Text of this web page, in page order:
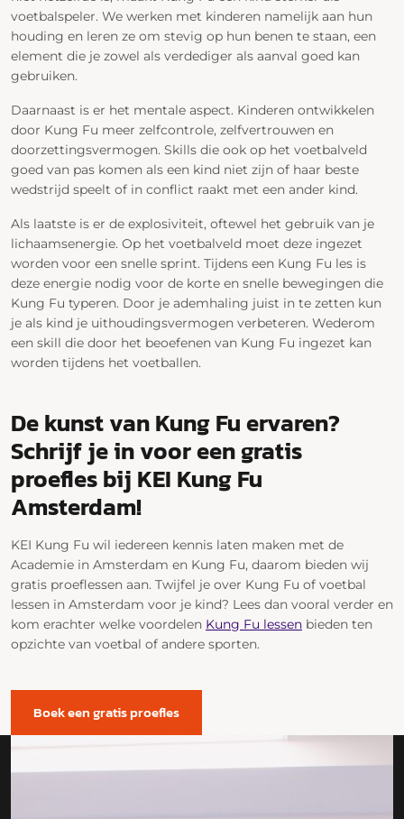
voetbalspeler. We werken met kinderen namelijk aan hun
houding en leren ze om stevig op hun benen te staan, een
element die je zowel als verdediger als aanval goed kan
gebruiken.
Daarnaast is er het mentale aspect. Kinderen ontwikkelen
door Kung Fu meer zelfcontrole, zelfvertrouwen en
doorzettingsvermogen. Skills die ook op het voetbalveld
goed van pas komen als een kind niet zijn of haar beste
wedstrijd speelt of in conflict raakt met een ander kind.
Als laatste is er de explosiviteit, oftewel het gebruik van je
lichaamsenergie. Op het voetbalveld moet deze ingezet
worden voor een snelle sprint. Tijdens een Kung Fu les is
deze energie nodig voor de korte en snelle bewegingen die
Kung Fu typeren. Door je ademhaling juist in te zetten kun
je als kind je uithoudingsvermogen verbeteren. Wederom
een skill die door het beoefenen van Kung Fu ingezet kan
worden tijdens het voetballen.
De kunst van Kung Fu ervaren?
Schrijf je in voor een gratis
proefles bij KEI Kung Fu
Amsterdam!
KEI Kung Fu wil iedereen kennis laten maken met de
Academie in Amsterdam en Kung Fu, daarom bieden wij
gratis proeflessen aan. Twijfel je over Kung Fu of voetbal
lessen in Amsterdam voor je kind? Lees dan vooral verder en
kom erachter welke voordelen Kung Fu lessen bieden ten
opzichte van voetbal of andere sporten.
Boek een gratis proefles